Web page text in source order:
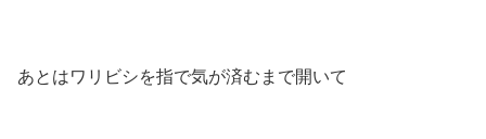
あとはワリビシを指で気が済むまで開いて